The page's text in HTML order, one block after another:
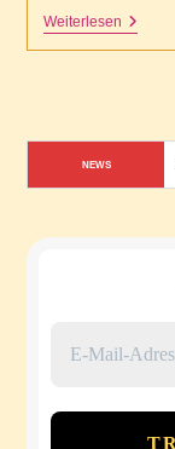
WeiterlesenPapillon
NEWS